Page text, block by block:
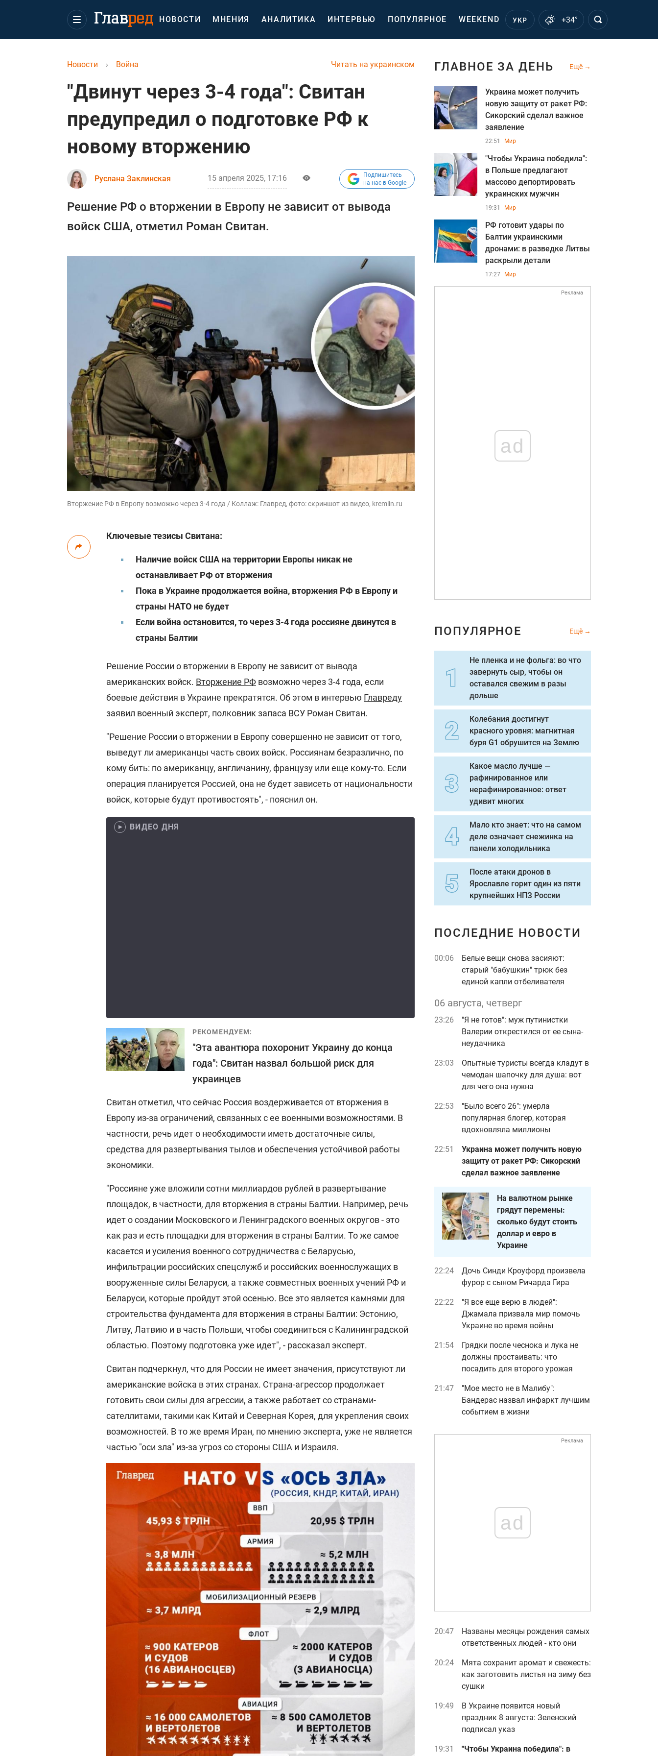
НОВОСТИ МНЕНИЯ АНАЛИТИКА ИНТЕРВЬЮ ПОПУЛЯРНОЕ WEEKEND УКР +34°
Читать на украинском
Новости › Война
"Двинут через 3-4 года": Свитан
предупредил о подготовке РФ к
новому вторжению
Руслана Заклинская 15 апреля 2025, 17:16
Подпишитесь
на нас в Google
Решение РФ о вторжении в Европу не зависит от вывода
войск США, отметил Роман Свитан.
Вторжение РФ в Европу возможно через 3-4 года / Коллаж: Главред, фото: скриншот из видео, kremlin.ru
Ключевые тезисы Свитана:
Наличие войск США на территории Европы никак не
останавливает РФ от вторжения
Пока в Украине продолжается война, вторжения РФ в Европу и
страны НАТО не будет
Если война остановится, то через 3-4 года россияне двинутся в
страны Балтии
Решение России о вторжении в Европу не зависит от вывода
американских войск. Вторжение РФ возможно через 3-4 года, если
боевые действия в Украине прекратятся. Об этом в интервью Главреду
заявил военный эксперт, полковник запаса ВСУ Роман Свитан.
"Решение России о вторжении в Европу совершенно не зависит от того,
выведут ли американцы часть своих войск. Россиянам безразлично, по
кому бить: по американцу, англичанину, французу или еще кому-то. Если
операция планируется Россией, она не будет зависеть от национальности
войск, которые будут противостоять", - пояснил он.
ВИДЕО ДНЯ
РЕКОМЕНДУЕМ:
"Эта авантюра похоронит Украину до конца
года": Свитан назвал большой риск для
украинцев
Свитан отметил, что сейчас Россия воздерживается от вторжения в
Европу из-за ограничений, связанных с ее военными возможностями. В
частности, речь идет о необходимости иметь достаточные силы,
средства для развертывания тылов и обеспечения устойчивой работы
экономики.
"Россияне уже вложили сотни миллиардов рублей в развертывание
площадок, в частности, для вторжения в страны Балтии. Например, речь
идет о создании Московского и Ленинградского военных округов - это
как раз и есть площадки для вторжения в страны Балтии. То же самое
касается и усиления военного сотрудничества с Беларусью,
инфильтрации российских спецслужб и российских военнослужащих в
вооруженные силы Беларуси, а также совместных военных учений РФ и
Беларуси, которые пройдут этой осенью. Все это является камнями для
строительства фундамента для вторжения в страны Балтии: Эстонию,
Литву, Латвию и в часть Польши, чтобы соединиться с Калининградской
областью. Поэтому подготовка уже идет", - рассказал эксперт.
Свитан подчеркнул, что для России не имеет значения, присутствуют ли
американские войска в этих странах. Страна-агрессор продолжает
готовить свои силы для агрессии, а также работает со странами-
сателлитами, такими как Китай и Северная Корея, для укрепления своих
возможностей. В то же время Иран, по мнению эксперта, уже не является
частью "оси зла" из-за угроз со стороны США и Израиля.
ГЛАВНОЕ ЗА ДЕНЬ Ещё
Украина может получить
новую защиту от ракет РФ:
Сикорский сделал важное
заявление
22:51 Мир
"Чтобы Украина победила":
в Польше предлагают
массово депортировать
украинских мужчин
19:31 Мир
РФ готовит удары по
Балтии украинскими
дронами: в разведке Литвы
раскрыли детали
17:27 Мир
Реклама
ad
ПОПУЛЯРНОЕ Ещё
Не пленка и не фольга: во что
завернуть сыр, чтобы он
оставался свежим в разы
дольше
Колебания достигнут
красного уровня: магнитная
буря G1 обрушится на Землю
Какое масло лучше —
рафинированное или
нерафинированное: ответ
удивит многих
Мало кто знает: что на самом
деле означает снежинка на
панели холодильника
После атаки дронов в
Ярославле горит один из пяти
крупнейших НПЗ России
ПОСЛЕДНИЕ НОВОСТИ
00:06
Белые вещи снова засияют:
старый "бабушкин" трюк без
единой капли отбеливателя
06 августа, четверг
23:26
"Я не готов": муж путинистки
Валерии открестился от ее сына-
неудачника
23:03
Опытные туристы всегда кладут в
чемодан шапочку для душа: вот
для чего она нужна
22:53
"Было всего 26": умерла
популярная блогер, которая
вдохновляла миллионы
22:51
Украина может получить новую
защиту от ракет РФ: Сикорский
сделал важное заявление
На валютном рынке
грядут перемены:
сколько будут стоить
доллар и евро в
Украине
22:24
Дочь Синди Кроуфорд произвела
фурор с сыном Ричарда Гира
22:22
"Я все еще верю в людей":
Джамала призвала мир помочь
Украине во время войны
21:54
Грядки после чеснока и лука не
должны простаивать: что
посадить для второго урожая
21:47
"Мое место не в Малибу":
Бандерас назвал инфаркт лучшим
событием в жизни
Реклама
ad
20:47
Названы месяцы рождения самых
ответственных людей - кто они
20:24
Мята сохранит аромат и свежесть:
как заготовить листья на зиму без
сушки
19:49
В Украине появится новый
праздник 8 августа: Зеленский
подписал указ
19:31 "Чтобы Украина победила": в